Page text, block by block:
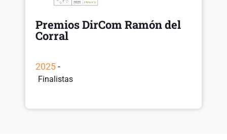
Premios DirCom Ramón del
Corral
2025-
Finalistas